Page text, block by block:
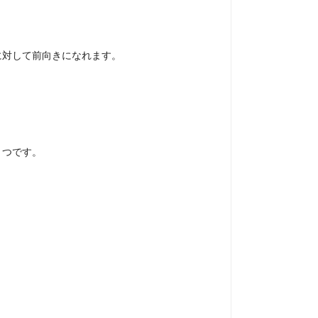
して前向きになれます。
です。